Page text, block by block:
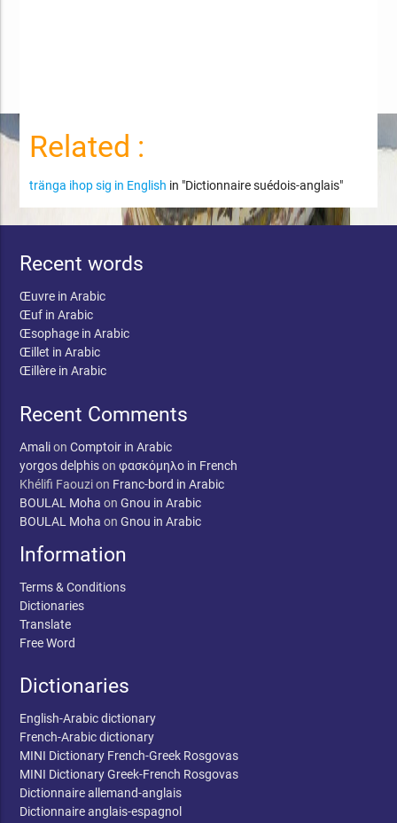
Related :
tränga ihop sig in English in "Dictionnaire suédois-anglais"
Recent words
Œuvre in Arabic
Œuf in Arabic
Œsophage in Arabic
Œillet in Arabic
Œillère in Arabic
Recent Comments
AmalionComptoir in Arabic
yorgos delphisonφασκόμηλο in French
Khélifi Faouzion Franc-bord in Arabic
BOULAL Moha onGnou in Arabic
BOULAL Moha onGnou in Arabic
Information
Terms & Conditions
Dictionaries
Translate
Free Word
Dictionaries
English-Arabic dictionary
French-Arabic dictionary
MINI Dictionary French-Greek Rosgovas
MINI Dictionary Greek-French Rosgovas
Dictionnaire allemand-anglais
Dictionnaire anglais-espagnol